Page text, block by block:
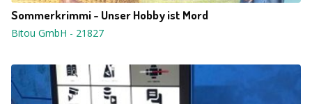
Sommerkrimmi - Unser Hobby ist Mord
Bitou GmbH - 21827